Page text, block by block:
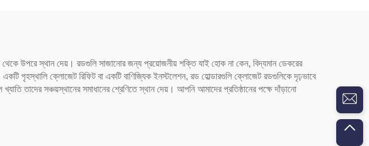
থেকে উপরে স্থান দেয়। রডগুলি সাজানোর জন্য প্রয়োজনীয় শক্তি যাই হোক না কেন, বিদ্যমান ডেকরের
গৃহস্থালি ক্লোজেট রিফিট বা একটি বাণিজ্যিক ইনস্টলেশন, রড হোল্ডারগুলি ক্লোজেট রডগুলিকে দৃঢ়ভাবে
তাদের সঞ্চয়স্থানের সমাধানের শ্রেণিতে স্থান দেয়। আপনি আমাদের প্রতিষ্ঠানের পক্ষে দাঁড়ানো